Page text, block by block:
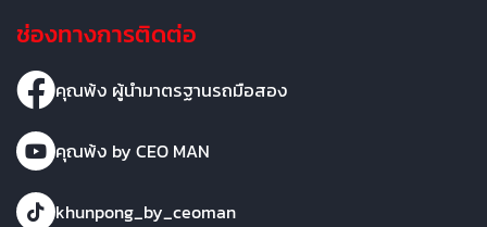
ช่องทางการติดต่อ
คุณพ้ง ผู้นำมาตรฐานรถมือสอง
คุณพ้ง by CEO MAN
khunpong_by_ceoman